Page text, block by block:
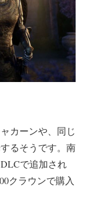
カーンや、同じ
るそうです。南
で追加され
クラウンで購入